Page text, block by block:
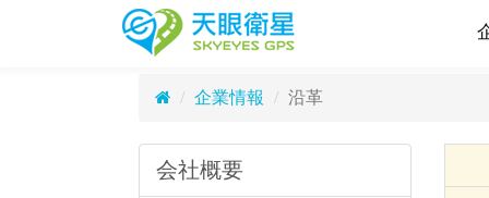
天眼衛星科技
沿革Company History
企業情報 沿革
会社概要